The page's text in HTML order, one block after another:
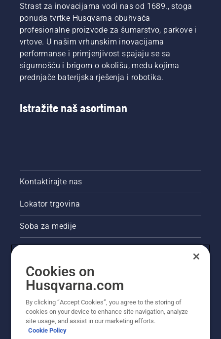
Strast za inovacijama vodi nas od 1689., stoga
ponuda tvrtke Husqvarna obuhvaća
profesionalne proizvode za šumarstvo, parkove i
vrtove. U našim vrhunskim inovacijama
performanse i primjenjivost spajaju se sa
sigurnošću i brigom o okolišu, među kojima
prednjače baterijska rješenja i robotika.
Istražite naš asortiman
Kontaktirajte nas
Lokator trgovina
Soba za medije
Pravne informacije o proizvodu
Cookies on
Husqvarna.com
By clicking “Accept Cookies”, you agree to the storing of
cookies on your device to enhance site navigation, analyze
site usage, and assist in our marketing efforts.
Cookie Policy